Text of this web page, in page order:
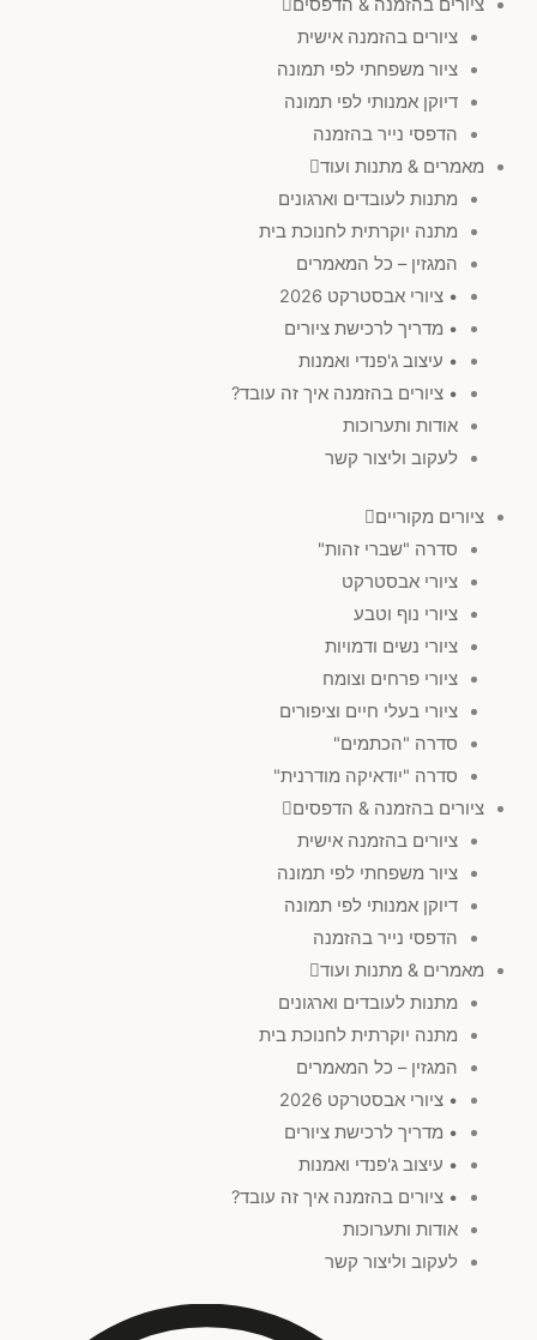
ציורים בהזמנה & הדפסים
ציורים בהזמנה אישית
ציור משפחתי לפי תמונה
דיוקן אמנותי לפי תמונה
הדפסי נייר בהזמנה
מאמרים & מתנות ועוד
מתנות לעובדים וארגונים
מתנה יוקרתית לחנוכת בית
המגזין – כל המאמרים
• ציורי אבסטרקט 2026
• מדריך לרכישת ציורים
• עיצוב ג'פנדי ואמנות
• ציורים בהזמנה איך זה עובד?
אודות ותערוכות
לעקוב וליצור קשר
ציורים מקוריים
סדרה "שברי זהות"
ציורי אבסטרקט
ציורי נוף וטבע
ציורי נשים ודמויות
ציורי פרחים וצומח
ציורי בעלי חיים וציפורים
סדרה "הכתמים"
סדרה "יודאיקה מודרנית"
ציורים בהזמנה & הדפסים
ציורים בהזמנה אישית
ציור משפחתי לפי תמונה
דיוקן אמנותי לפי תמונה
הדפסי נייר בהזמנה
מאמרים & מתנות ועוד
מתנות לעובדים וארגונים
מתנה יוקרתית לחנוכת בית
המגזין – כל המאמרים
• ציורי אבסטרקט 2026
• מדריך לרכישת ציורים
• עיצוב ג'פנדי ואמנות
• ציורים בהזמנה איך זה עובד?
אודות ותערוכות
לעקוב וליצור קשר